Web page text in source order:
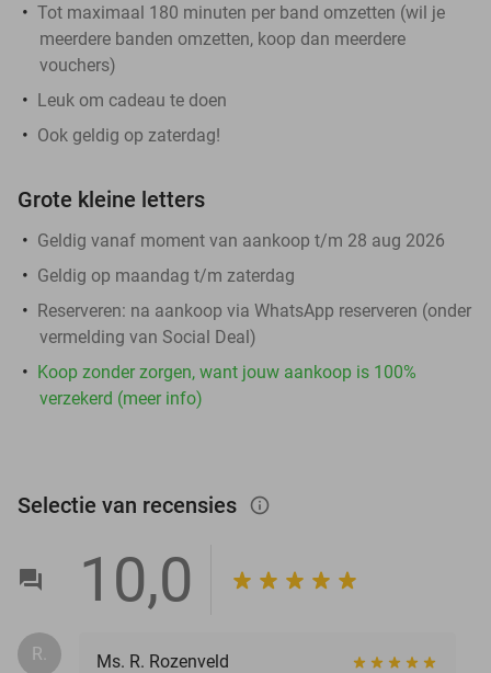
Tot maximaal 180 minuten per band omzetten (wil je
meerdere banden omzetten, koop dan meerdere
vouchers)
Leuk om cadeau te doen
Ook geldig op zaterdag!
Grote kleine letters
Geldig vanaf moment van aankoop t/m 28 aug 2026
Geldig op maandag t/m zaterdag
Reserveren: na aankoop via WhatsApp reserveren (onder
vermelding van Social Deal)
Koop zonder zorgen, want jouw aankoop is 100%
verzekerd (meer info)
Selectie van recensies info_outlined
10,0
R.
Ms. R. Rozenveld